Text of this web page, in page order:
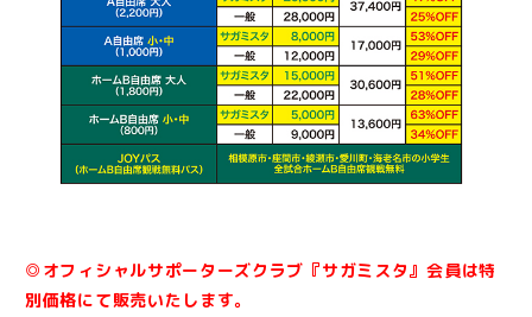
◎オフィシャルサポーターズクラブ『サガミスタ』会員は特
別価格にて販売いたします。